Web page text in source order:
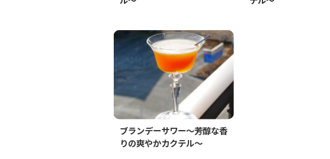
ブランデーサワー～芳醇な香
りの爽やかカクテル～